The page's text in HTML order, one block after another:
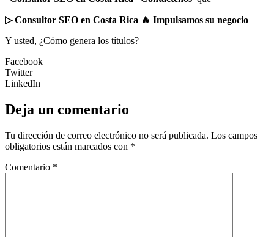
▷ Consultor SEO en Costa Rica 🔥 Impulsamos su negocio
Y usted, ¿Cómo genera los títulos?
Facebook
Twitter
LinkedIn
Deja un comentario
Tu dirección de correo electrónico no será publicada. Los campos
obligatorios están marcados con *
Comentario *